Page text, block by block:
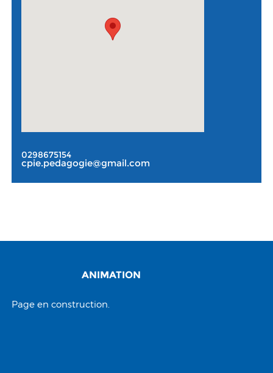
0298675154
cpie.pedagogie@gmail.com
ANIMATION
Page en construction.